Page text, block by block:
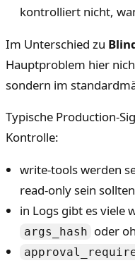
kontrolliert nicht,
Im Unterschied zu
Hauptproblem hier
sondern im
Typische Production-
Kontrolle:
write-tools werden
read-only sein sollten
in Logs gibt es viele
args_hash oder